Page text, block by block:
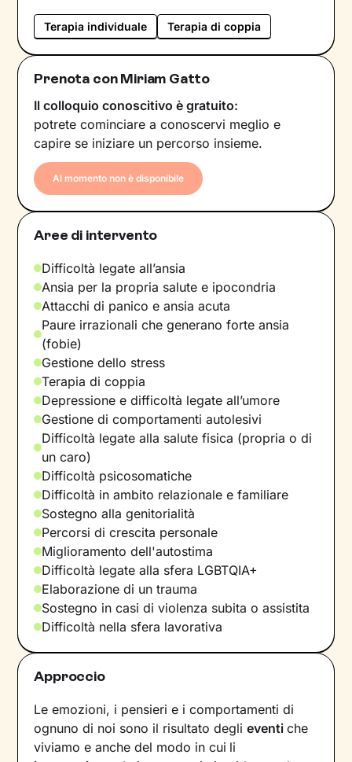
Terapia individuale Terapia di coppia
Prenota con Miriam Gatto
Il colloquio conoscitivo è gratuito:
potrete cominciare a conoscervi meglio e
capire se iniziare un percorso insieme.
Al momento non è disponibile
Aree di intervento
Difficoltà legate all’ansia
Ansia per la propria salute e ipocondria
Attacchi di panico e ansia acuta
Paure irrazionali che generano forte ansia
(fobie)
Gestione dello stress
Terapia di coppia
Depressione e difficoltà legate all’umore
Gestione di comportamenti autolesivi
Difficoltà legate alla salute fisica (propria o di
un caro)
Difficoltà psicosomatiche
Difficoltà in ambito relazionale e familiare
Sostegno alla genitorialità
Percorsi di crescita personale
Miglioramento dell'autostima
Difficoltà legate alla sfera LGBTQIA+
Elaborazione di un trauma
Sostegno in casi di violenza subita o assistita
Difficoltà nella sfera lavorativa
Approccio
Le emozioni, i pensieri e i comportamenti di
ognuno di noi sono il risultato deglieventiche
viviamo e anche del modo in cui li